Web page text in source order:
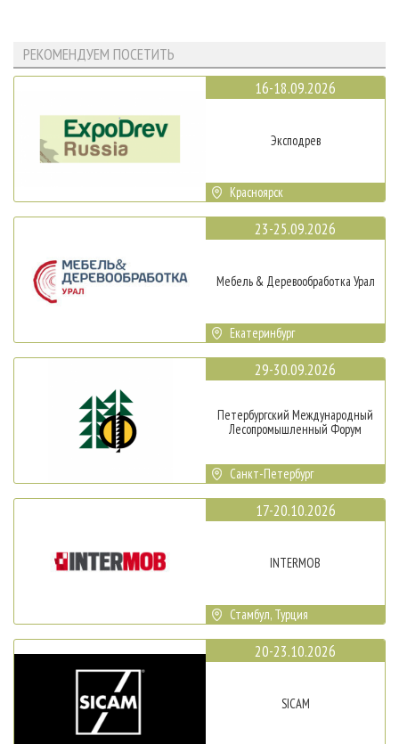
РЕКОМЕНДУЕМ ПОСЕТИТЬ
16-18.09.2026
Эксподрев
Красноярск
23-25.09.2026
Мебель & Деревообработка Урал
Екатеринбург
29-30.09.2026
Петербургский Международный
Лесопромышленный Форум
Санкт-Петербург
17-20.10.2026
INTERMOB
Стамбул, Турция
20-23.10.2026
SICAM